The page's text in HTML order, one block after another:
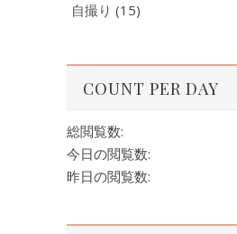
自撮り (15)
COUNT PER DAY
総閲覧数:
今日の閲覧数:
昨日の閲覧数: